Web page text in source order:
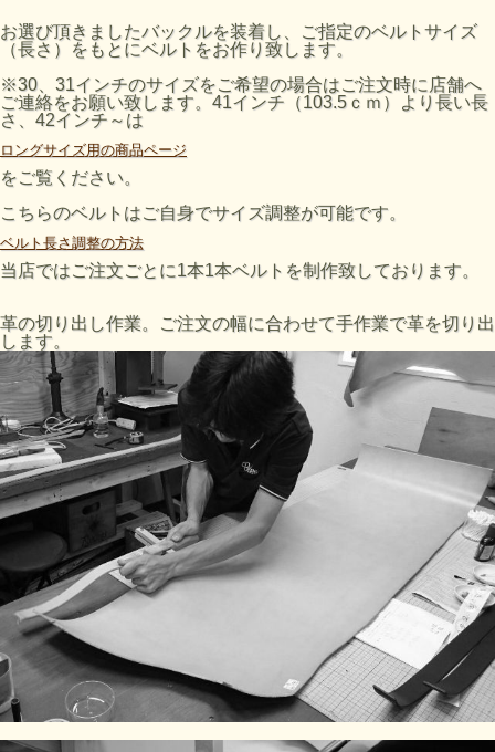
お選び頂きましたバックルを装着し、ご指定のベルトサイズ
（長さ）をもとにベルトをお作り致します。
※30、31インチのサイズをご希望の場合はご注文時に店舗へ
ご連絡をお願い致します。41インチ（103.5ｃｍ）より長い長
さ、42インチ～は
ロングサイズ用の商品ページ
をご覧ください。
こちらのベルトはご自身でサイズ調整が可能です。
ベルト長さ調整の方法
当店ではご注文ごとに1本1本ベルトを制作致しております。
革の切り出し作業。ご注文の幅に合わせて手作業で革を切り出
します。